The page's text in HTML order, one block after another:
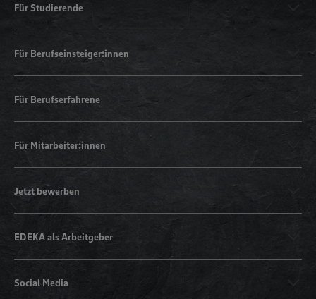
Für Studierende
Für Berufseinsteiger:innen
Für Berufserfahrene
Für Mitarbeiter:innen
Jetzt bewerben
EDEKA als Arbeitgeber
Social Media